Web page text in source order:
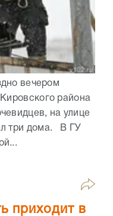
вечером
района
на улице
три дома. В ГУ
приходит в